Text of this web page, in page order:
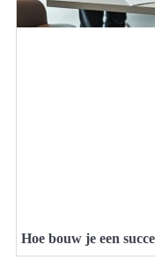
Hoe bouw je een